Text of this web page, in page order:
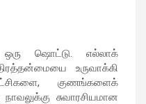
ஒரு ஷொட்டு. எல்லாக்
உருவாக்கி
குணங்களைக்
சுவாரசியமான